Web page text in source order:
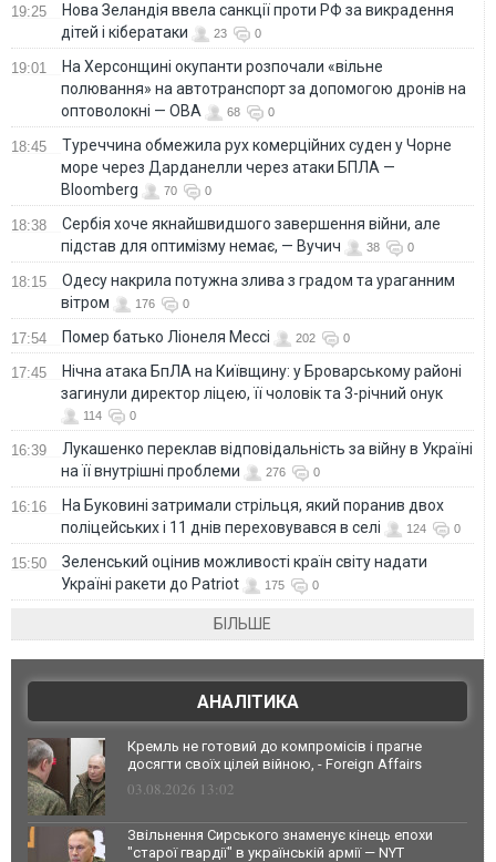
19:25
Нова Зеландія ввела санкції проти РФ за викрадення
дітей і кібератаки
23 0
19:01
На Херсонщині окупанти розпочали «вільне
полювання» на автотранспорт за допомогою дронів на
оптоволокні — ОВА
68 0
18:45
Туреччина обмежила рух комерційних суден у Чорне
море через Дарданелли через атаки БПЛА —
Bloomberg
70 0
18:38
Сербія хоче якнайшвидшого завершення війни, але
підстав для оптимізму немає, — Вучич
38 0
18:15
Одесу накрила потужна злива з градом та ураганним
вітром
176 0
17:54 Помер батько Ліонеля Мессі 202 0
17:45
Нічна атака БпЛА на Київщину: у Броварському районі
загинули директор ліцею, її чоловік та 3-річний онук
114 0
16:39
Лукашенко переклав відповідальність за війну в Україні
на її внутрішні проблеми
276 0
16:16
На Буковині затримали стрільця, який поранив двох
поліцейських і 11 днів переховувався в селі
124 0
15:50
Зеленський оцінив можливості країн світу надати
Україні ракети до Patriot
175 0
БІЛЬШЕ
АНАЛІТИКА
Кремль не готовий до компромісів і прагне
досягти своїх цілей війною, - Foreign Affairs
03.08.2026 13:02
Звільнення Сирського знаменує кінець епохи
"старої гвардії" в українській армії — NYT